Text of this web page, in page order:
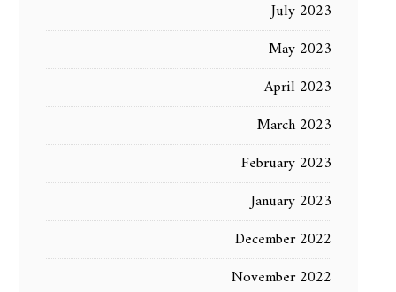
July 2023
May 2023
April 2023
March 2023
February 2023
January 2023
December 2022
November 2022